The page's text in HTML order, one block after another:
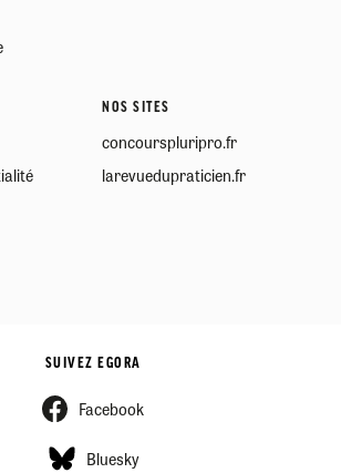
NOS SITES
concourspluripro.fr
larevuedupraticien.fr
SUIVEZ EGORA
Facebook
Bluesky